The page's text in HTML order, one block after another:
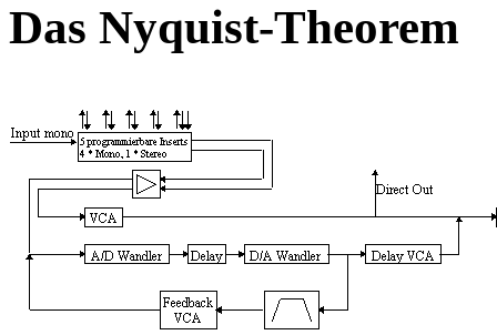
Das Nyquist-Theorem